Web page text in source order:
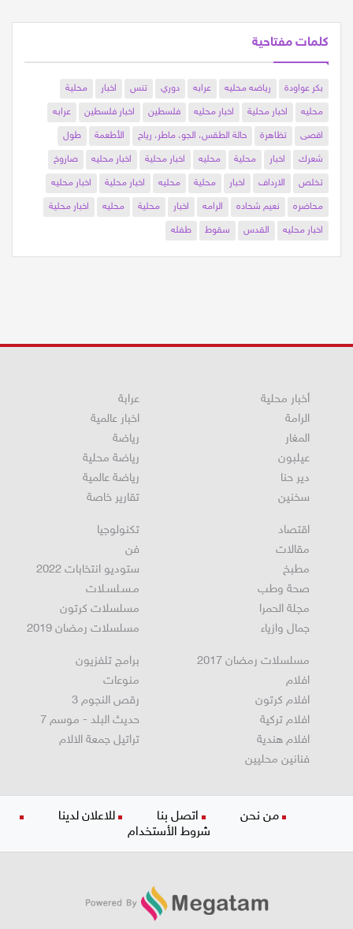
كلمات مفتاحية
بكر عواودة رياضه محليه عرابه دوري تنس اخبار
محلية
محليه
اخبار محلية اخبار محليه فلسطين اخبار فلسطين
عرابه
اقصى
تظاهرة حالة الطقس، الجو، ماطر، رياح الأطعمة
طول
شعرك
اخبار محلية محليه اخبار محلية اخبار محليه
صاروخ
تخلص
الارداف اخبار محلية محليه اخبار محلية
اخبار محليه
محاضره
نعيم شحاده الرامه اخبار محلية محليه
اخبار محلية
اخبار محليه
القدس سقوط طفله
أخبار محلية
الرامة
المغار
عيلبون
دير حنا
سخنين
عرابة
اخبار عالمية
رياضة
رياضة محلية
رياضة عالمية
تقارير خاصة
اقتصاد
مقالات
مطبخ
صحة وطب
مجلة الحمرا
جمال وازياء
تكنولوجيا
فن
ستوديو انتخابات 2022
مـسـلسـلات
مسلسلات كرتون
مسلسلات رمضان 2019
مسلسلات رمضان 2017
افلام
افلام كرتون
افلام تركية
افلام هندية
فنانين محليين
برامج تلفزيون
منوعات
رقص النجوم 3
حديث البلد - موسم 7
تراتيل جمعة الالام
من نحن اتصل بنا
للاعلان لدينا
شروط الأستخدام